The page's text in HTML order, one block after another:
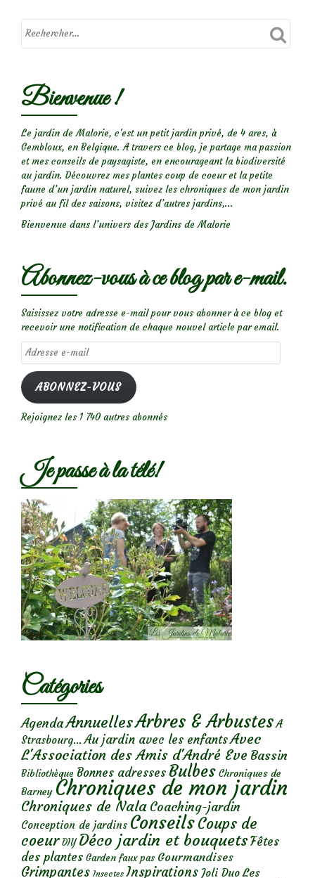
Rosier
Bienvenue !
Le jardin de Malorie, c'est un petit jardin privé, de 4 ares, à
Gembloux, en Belgique. A travers ce blog, je partage ma passion
et mes conseils de paysagiste, en encourageant la biodiversité
au jardin. Découvrez mes plantes coup de coeur et la petite
faune d’un jardin naturel, suivez les chroniques de mon jardin
privé au fil des saisons, visitez d’autres jardins,...
Bienvenue dans l’univers des Jardins de Malorie
Abonnez-vous à ce blog par e-mail.
Saisissez votre adresse e-mail pour vous abonner à ce blog et
recevoir une notification de chaque nouvel article par email.
Adresse
e-
mail
ABONNEZ-VOUS
Rejoignez les 1 740 autres abonnés
Je passe à la télé!
Catégories
AgendaAnnuellesArbres & Arbustes A
Strasbourg... Au jardin avec les enfantsAvec
L'Association des Amis d'André Eve Bassin
Bibliothèque Bonnes adresses Bulbes Chroniques de
Barney Chroniques de mon jardin
Chroniques de Nala Coaching-jardin
Conception de jardins ConseilsCoups de
coeur DIY Déco jardin et bouquetsFêtes
des plantes Garden faux pas Gourmandises
Grimpantes Insectes Inspirations Joli Duo Les